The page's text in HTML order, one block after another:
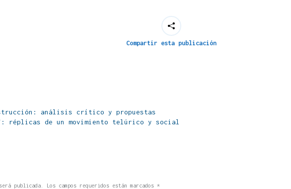
Compartir esta publicación
análisis crítico y propuestas
réplicas de un movimiento telúrico y social
publicada. Los campos requeridos están marcados *